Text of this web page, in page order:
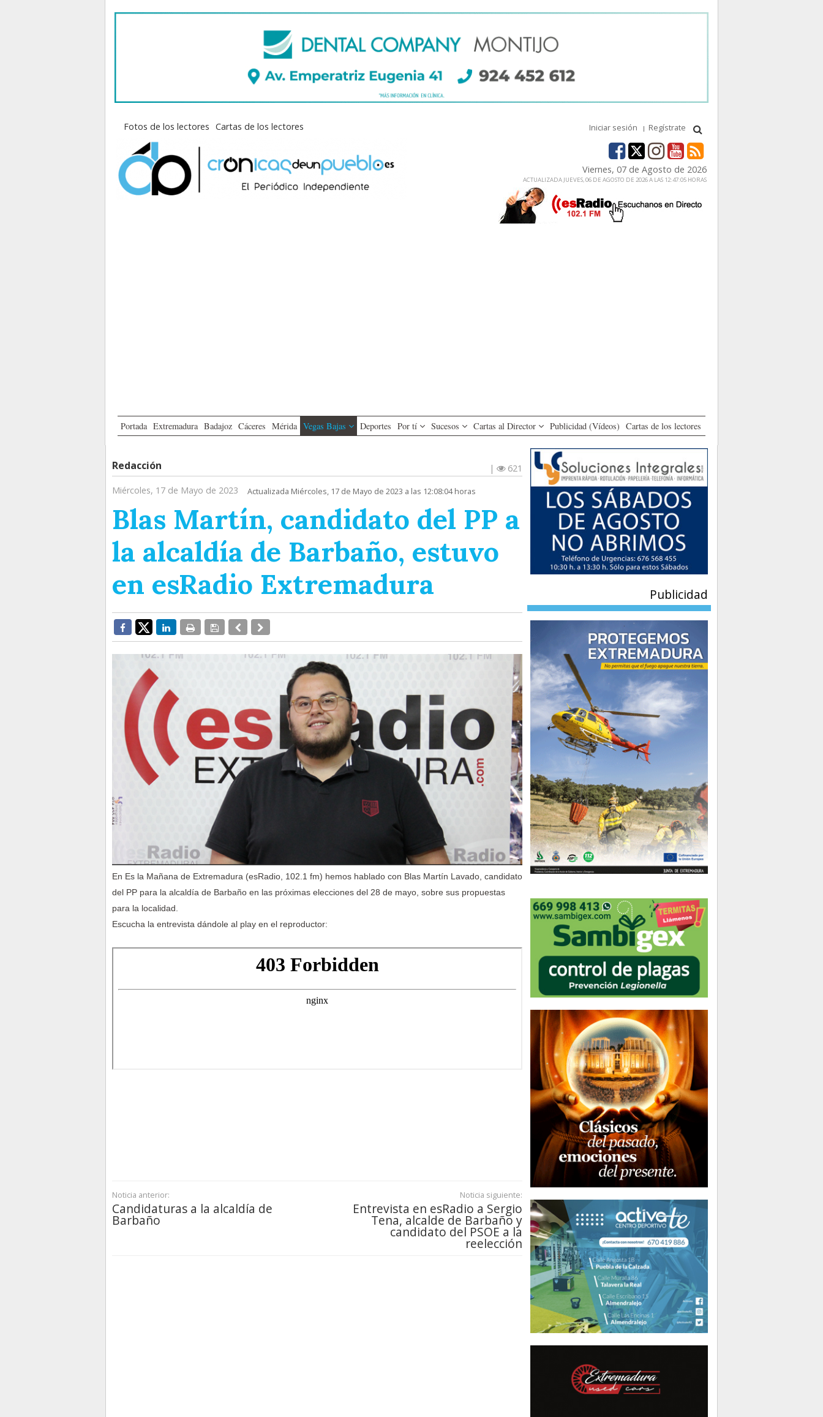
Fotos de los lectores Cartas de los lectores Iniciar sesión Regístrate
Viernes, 07 de Agosto de 2026
ACTUALIZADA JUEVES, 06 DE AGOSTO DE 2026 A LAS 12:47:05 HORAS
Portada Extremadura Badajoz Cáceres Mérida Vegas Bajas Deportes Por tí Sucesos Cartas al Director Publicidad (Vídeos) Cartas de los lectores
Redacción |
621
Miércoles, 17 de Mayo de 2023
Actualizada Miércoles, 17 de Mayo de 2023 a las 12:08:04 horas
Blas Martín, candidato del PP a
la alcaldía de Barbaño, estuvo
en esRadio Extremadura
En Es la Mañana de Extremadura (esRadio, 102.1 fm) hemos hablado con Blas Martín Lavado, candidato
del PP para la alcaldía de Barbaño en las próximas elecciones del 28 de mayo, sobre sus propuestas
para la localidad.
Escucha la entrevista dándole al play en el reproductor:
Noticia anterior:
Candidaturas a la alcaldía de
Barbaño
Noticia siguiente:
Entrevista en esRadio a Sergio
Tena, alcalde de Barbaño y
candidato del PSOE a la
reelección
Publicidad